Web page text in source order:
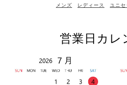
メンズ レディース ユニセ
営業日カレ